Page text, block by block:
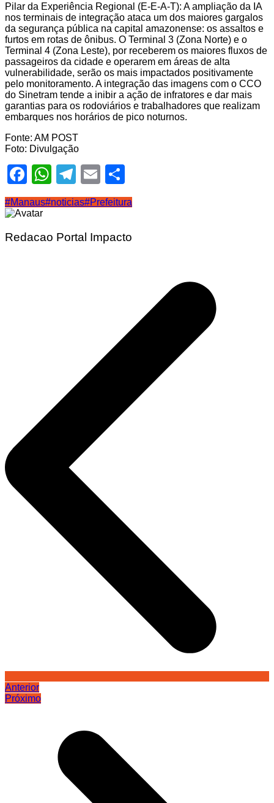
Pilar da Experiência Regional (E-E-A-T): A ampliação da IA
nos terminais de integração ataca um dos maiores gargalos
da segurança pública na capital amazonense: os assaltos e
furtos em rotas de ônibus. O Terminal 3 (Zona Norte) e o
Terminal 4 (Zona Leste), por receberem os maiores fluxos de
passageiros da cidade e operarem em áreas de alta
vulnerabilidade, serão os mais impactados positivamente
pelo monitoramento. A integração das imagens com o CCO
do Sinetram tende a inibir a ação de infratores e dar mais
garantias para os rodoviários e trabalhadores que realizam
embarques nos horários de pico noturnos.
Fonte: AM POST
Foto: Divulgação
Facebook
WhatsApp
Telegram
Email
#Manaus#noticias#Prefeitura
Redacao Portal Impacto
Anterior
Próximo